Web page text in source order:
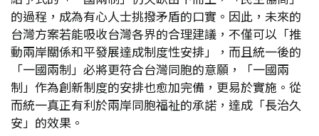
的過程，成為有心人士挑撥矛盾的口實。因此，未來的
台灣方案若能吸收台灣各界的合理建議，不僅可以「推
動兩岸關係和平發展達成制度性安排」，而且統一後的
「一國兩制」必將更符合台灣同胞的意願，「一國兩
制」作為創新制度的安排也愈加完備，更易於實施。從
而統一真正有利於兩岸同胞福祉的承諾，達成「長治久
安」的效果。